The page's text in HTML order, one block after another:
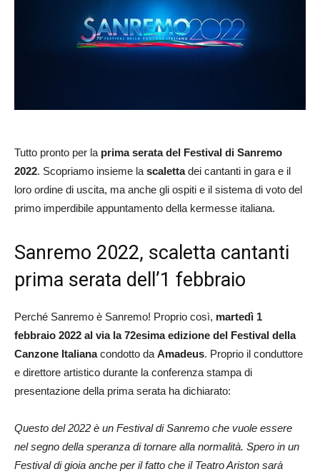
Tutto pronto per la prima serata del Festival di Sanremo
2022. Scopriamo insieme la scalettadei cantanti in gara e il
loro ordine di uscita, ma anche gli ospiti e il sistema di voto del
primo imperdibile appuntamento della kermesse italiana.
Sanremo 2022, scaletta cantanti
prima serata dell’1 febbraio
Perché Sanremo è Sanremo! Proprio così, martedì 1
febbraio 2022 al via la 72esima edizione del Festival della
Canzone Italianacondotto da Amadeus. Proprio il conduttore
e direttore artistico durante la conferenza stampa di
presentazione della prima serata ha dichiarato:
Questo del 2022 è un Festival di Sanremo che vuole essere
nel segno della speranza di tornare alla normalità. Spero in un
Festival di gioia anche per il fatto che il Teatro Ariston sarà